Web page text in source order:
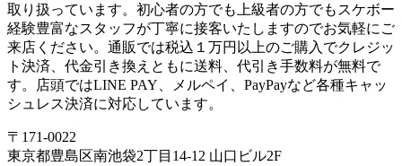
取り扱っています。初心者の方でも上級者の方でもスケボー
経験豊富なスタッフが丁寧に接客いたしますのでお気軽にご
来店ください。通販では税込１万円以上のご購入でクレジッ
ト決済、代金引き換えともに送料、代引き手数料が無料で
す。店頭ではLINE PAY、メルペイ、PayPayなど各種キャッ
シュレス決済に対応しています。
〒171-0022
東京都豊島区南池袋2丁目14-12 山口ビル2F